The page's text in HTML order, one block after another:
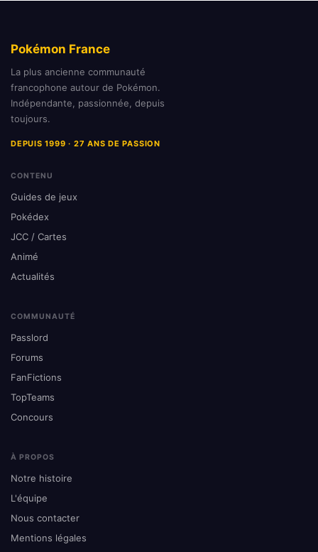
Pokémon France
La plus ancienne communauté
francophone autour de Pokémon.
Indépendante, passionnée, depuis
toujours.
DEPUIS 1999 · 27 ANS DE PASSION
CONTENU
Guides de jeux
Pokédex
JCC / Cartes
Animé
Actualités
COMMUNAUTÉ
Passlord
Forums
FanFictions
TopTeams
Concours
À PROPOS
Notre histoire
L'équipe
Nous contacter
Mentions légales